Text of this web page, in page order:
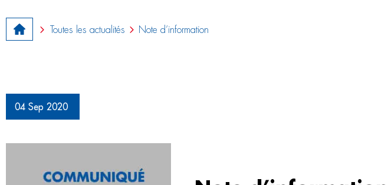
Toutes les actualités Note d’information
04 Sep 2020